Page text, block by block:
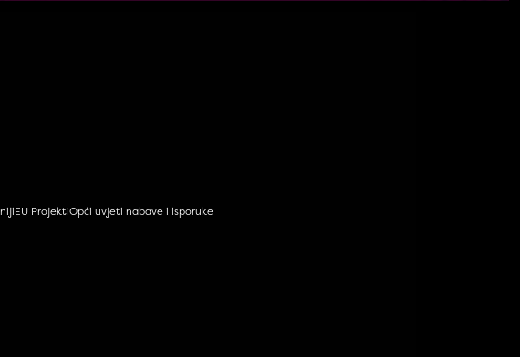
EU ProjektiOpći uvjeti nabave i isporuke